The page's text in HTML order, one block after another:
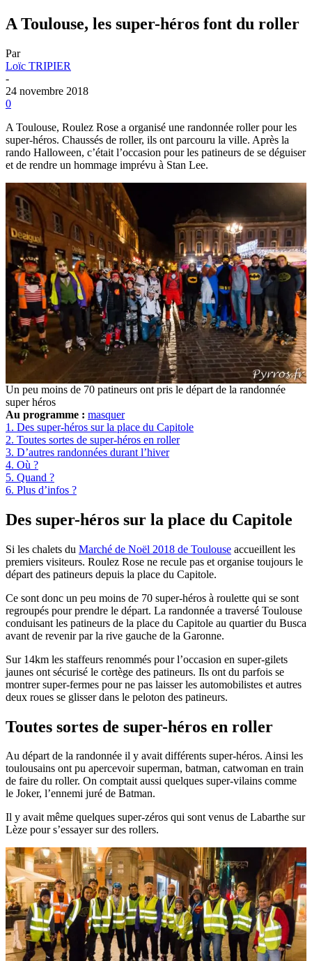
A Toulouse, les super-héros font du roller
Par
Loïc TRIPIER
-
24 novembre 2018
0
A Toulouse, Roulez Rose a organisé une randonnée roller pour les
super-héros. Chaussés de roller, ils ont parcouru la ville. Après la
rando Halloween, c’était l’occasion pour les patineurs de se déguiser
et de rendre un hommage imprévu à Stan Lee.
Un peu moins de 70 patineurs ont pris le départ de la randonnée
super héros
Au programme : masquer
1. Des super-héros sur la place du Capitole
2. Toutes sortes de super-héros en roller
3. D’autres randonnées durant l’hiver
4. Où ?
5. Quand ?
6. Plus d’infos ?
Des super-héros sur la place du Capitole
Si les chalets du Marché de Noël 2018 de Toulouse accueillent les
premiers visiteurs. Roulez Rose ne recule pas et organise toujours le
départ des patineurs depuis la place du Capitole.
Ce sont donc un peu moins de 70 super-héros à roulette qui se sont
regroupés pour prendre le départ. La randonnée a traversé Toulouse
conduisant les patineurs de la place du Capitole au quartier du Busca
avant de revenir par la rive gauche de la Garonne.
Sur 14km les staffeurs renommés pour l’occasion en super-gilets
jaunes ont sécurisé le cortège des patineurs. Ils ont du parfois se
montrer super-fermes pour ne pas laisser les automobilistes et autres
deux roues se glisser dans le peloton des patineurs.
Toutes sortes de super-héros en roller
Au départ de la randonnée il y avait différents super-héros. Ainsi les
toulousains ont pu apercevoir superman, batman, catwoman en train
de faire du roller. On comptait aussi quelques super-vilains comme
le Joker, l’ennemi juré de Batman.
Il y avait même quelques super-zéros qui sont venus de Labarthe sur
Lèze pour s’essayer sur des rollers.